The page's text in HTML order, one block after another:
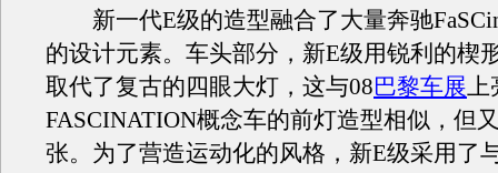
新一代E级的造型融合了大量奔驰
的设计元素。车头部分，新E级用锐利的楔
取代了复古的四眼大灯，这与08巴黎车展上
FASCINATION概念车的前灯造型相似，但
张。为了营造运动化的风格，新E级采用了